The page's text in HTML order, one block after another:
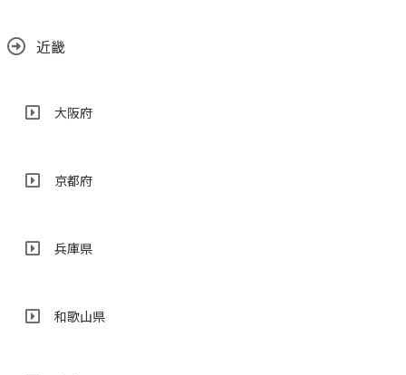
近畿
大阪府
京都府
兵庫県
和歌山県